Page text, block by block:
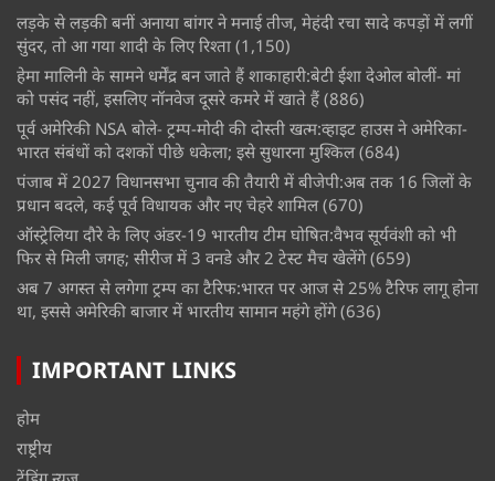
लड़के से लड़की बनीं अनाया बांगर ने मनाई तीज, मेहंदी रचा सादे कपड़ों में लगीं
सुंदर, तो आ गया शादी के लिए रिश्ता (1,150)
हेमा मालिनी के सामने धर्मेंद्र बन जाते हैं शाकाहारी:बेटी ईशा देओल बोलीं- मां
को पसंद नहीं, इसलिए नॉनवेज दूसरे कमरे में खाते हैं (886)
पूर्व अमेरिकी NSA बोले- ट्रम्प-मोदी की दोस्ती खत्म:व्हाइट हाउस ने अमेरिका-
भारत संबंधों को दशकों पीछे धकेला; इसे सुधारना मुश्किल (684)
पंजाब में 2027 विधानसभा चुनाव की तैयारी में बीजेपी:अब तक 16 जिलों के
प्रधान बदले, कई पूर्व विधायक और नए चेहरे शामिल (670)
ऑस्ट्रेलिया दौरे के लिए अंडर-19 भारतीय टीम घोषित:वैभव सूर्यवंशी को भी
फिर से मिली जगह; सीरीज में 3 वनडे और 2 टेस्ट मैच खेलेंगे (659)
अब 7 अगस्त से लगेगा ट्रम्प का टैरिफ:भारत पर आज से 25% टैरिफ लागू होना
था, इससे अमेरिकी बाजार में भारतीय सामान महंगे होंगे (636)
IMPORTANT LINKS
होम
राष्ट्रीय